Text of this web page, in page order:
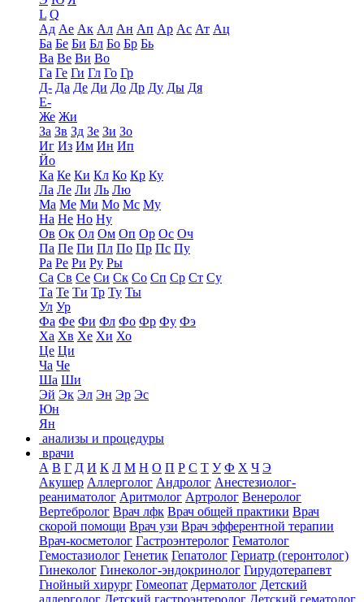
L Q
Ад Ае Ак Ал Ан Ап Ар Ас Ат Ац
Ба Бе Би Бл Бо Бр Бь
Ва Ве Ви Во
Га Ге Ги Гл Го Гр
Д- Да Де Ди До Др Ду Ды Дя
Е-
Же Жи
За Зв Зд Зе Зи Зо
Иг Из Им Ин Ип
Йо
Ка Ке Ки Кл Ко Кр Ку
Ла Ле Ли Ль Лю
Ма Ме Ми Мо Мс Му
На Не Но Ну
Ов Ок Ол Ом Оп Ор Ос Оч
Па Пе Пи Пл По Пр Пс Пу
Ра Ре Ри Ру Ры
Са Св Се Си Ск Со Сп Ср Ст Су
Та Те Ти Тр Ту Ты
Ул Ур
Фа Фе Фи Фл Фо Фр Фу Фэ
Ха Хв Хе Хи Хо
Це Ци
Ча Че
Ша Ши
Эй Эк Эл Эн Эр Эс
Юн
Ян
анализы и процедуры
врачи
А В Г Д И К Л М Н О П Р С Т У Ф Х Ч Э
Акушер Аллерголог Андролог Анестезиолог-
реаниматолог Аритмолог Артролог Венеролог
Вертебролог Врач лфк Врач общей практики Врач
скорой помощи Врач узи Врач эфферентной терапии
Врач-косметолог Гастроэнтеролог Гематолог
Гемостазиолог Генетик Гепатолог Гериатр (геронтолог)
Гинеколог Гинеколог-эндокринолог Гирудотерапевт
Гнойный хирург Гомеопат Дерматолог Детский
аллерголог Детский гастроэнтеролог Детский гематолог